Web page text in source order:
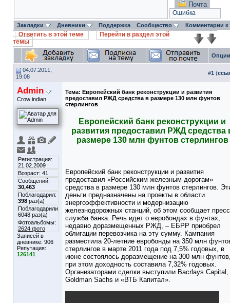
Почта
Ошибка
Закладки Дневники Поддержка Сообщество Комментарии
Ответить в этой теме
Перейти в раздел этой
темы
04.07.2011,
19:08
#1 (
Admin
Crow indian
Регистрация:
21.02.2009
Возраст: 41
Сообщений:
30,463
Поблагодарил:
398 раз(а)
Поблагодарили
6048 раз(а)
Фотоальбомы:
2624 фото
Записей в
дневнике: 906
Репутация:
126141
Тема: Европейский банк реконструкции и развития
предоставил РЖД средства в размере 130 млн фунтов
стерлингов
Европейский банк реконструкции и
развития предоставил РЖД средства
размере 130 млн фунтов стерлингов
Европейский банк реконструкции и развития
предоставил «Российским железным дорогам»
средства в размере 130 млн фунтов стерлингов.
деньги предназначены на проекты в области
энергоэффективности и модернизацию
железнодорожных станций, об этом сообщает
служба банка. Речь идет о евробондах в фунтах,
недавно доразмещенных РЖД, – ЕБРР приобрел
облигации перевозчика на эту сумму. Кампания
разместила 20-летние евробонды на 350 млн
стерлингов в марте 2011 года под 7,5% годовых, в
июне состоялось доразмещение на 300 млн
при этом доходность составила 7,32% годовых.
Организаторами сделки выступили Bacrlays Capital,
Goldman Sachs и «ВТБ Капитал».